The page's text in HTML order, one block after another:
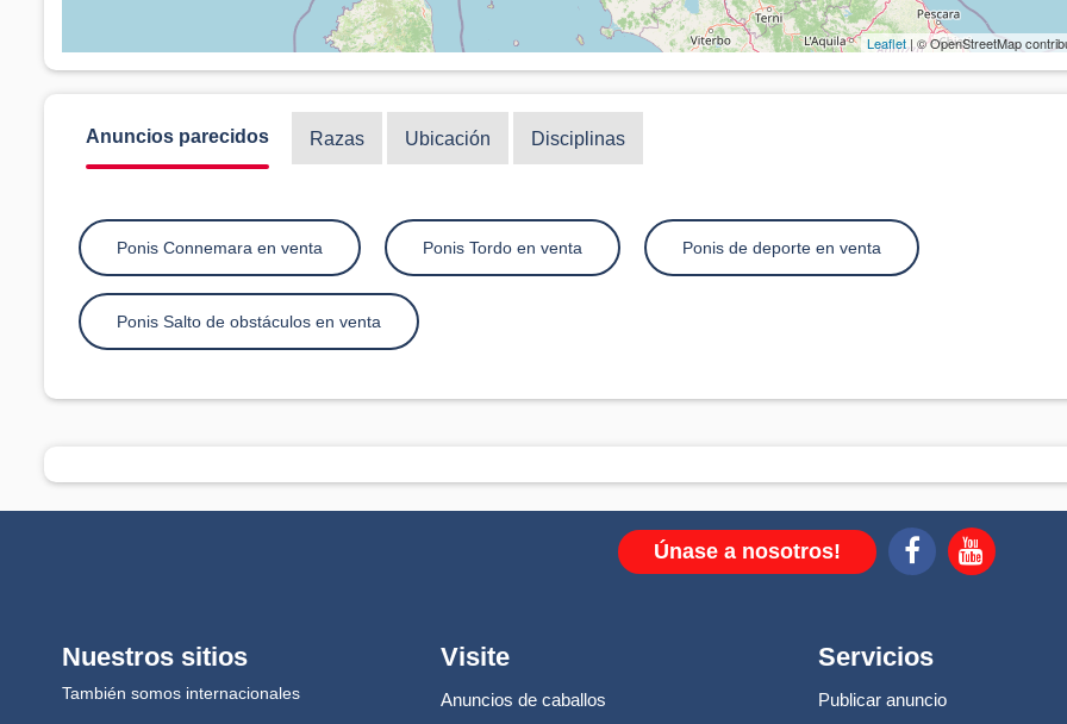
Leaflet | © OpenStreetMap
Anuncios parecidos Razas Ubicación Disciplinas
Ponis Connemara en venta Ponis Tordo en venta Ponis de deporte en venta
Ponis Salto de obstáculos en venta
Únase a nosotros!
Nuestros sitios
También somos internacionales
Visite
Anuncios de caballos
Servicios
Publicar anuncio